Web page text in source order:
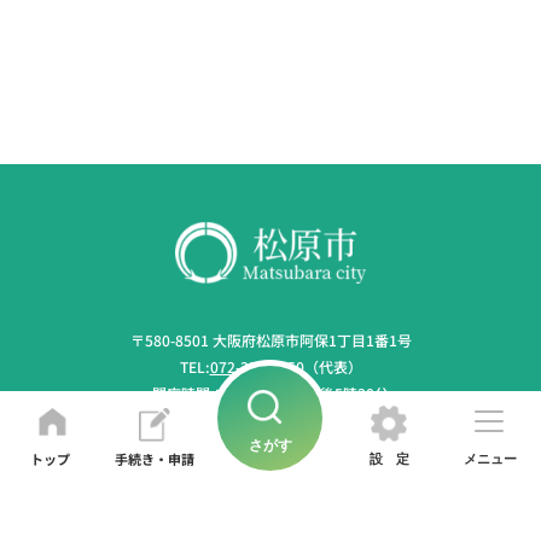
トップ 手続き・申請
さがす
設定 メニュー
〒580-8501 大阪府松原市阿保1丁目1番1号
TEL:072-334-1550（代表）
開庁時間：午前9時から午後5時30分
（土・日曜日、祝日、年末年始除く）
法人番号：6000020272175